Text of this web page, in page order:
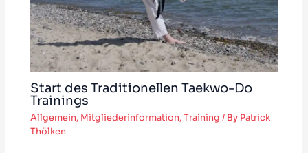
Start des Traditionellen Taekwo-Do
Trainings
Allgemein, Mitgliederinformation,Training / By Patrick
Thölken